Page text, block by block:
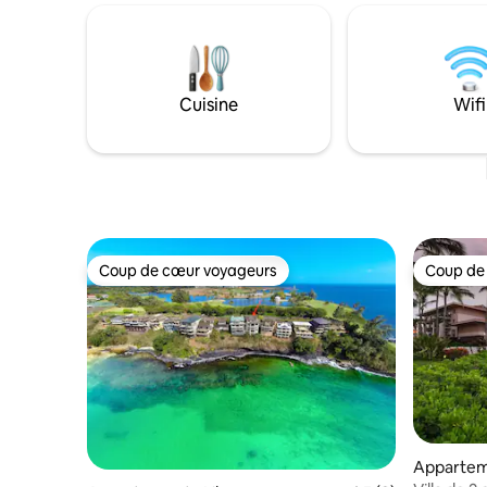
plongée avec tuba et profiter d'un
moment romantique. Et à deux pas de la
gastronomie du Sheraton. Les enfants
sont les bienvenus. Les frais de ménage
qualité sont rares et le coût de la vie à
tropical.
pour les
et les
Cuisine Wifi
Coup de cœur voyageurs
Coup de cœur voyageurs Coup
Coup